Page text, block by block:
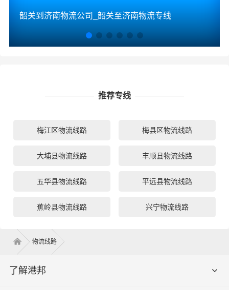
韶关到济南物流公司_韶关至济南物流专线
推荐专线
梅江区物流线路 梅县区物流线路
大埔县物流线路 丰顺县物流线路
五华县物流线路 平远县物流线路
蕉岭县物流线路 兴宁物流线路
物流线路
了解港邦